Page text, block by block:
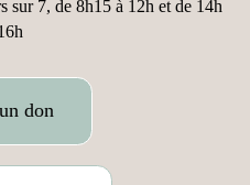
sur 7, de 8h15 à 12h et de 14h
don